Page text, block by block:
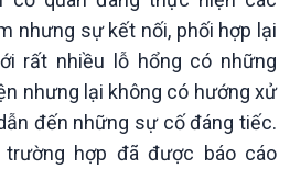
nhưng sự kết nối, phối hợp lại
rất nhiều lỗ hổng có những
nhưng lại không có hướng xử
đến những sự cố đáng tiếc.
hợp đã được báo cáo